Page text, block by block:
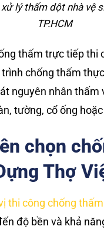
lý thấm dột nhà vệ
TP.HCM
thấm trực tiếp thi
chống thấm
nguyên nhân thấm
tường, cổ ống
chọn
Thợ
thi công chống
độ bền và khả